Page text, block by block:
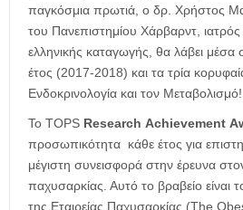
παγκόσμια πρωτιά, ο δρ. Χρήστος
του Πανεπιστημίου Χάρβαρντ, ιατρός
ελληνικής καταγωγής, θα λάβει
έτος (2017-2018) και τα τρία
Ενδοκρινολογία και τον
Το TOPS Research Achievement
προσωπικότητα κάθε έτος για
μέγιστη συνεισφορά στην έρευνα
παχυσαρκίας. Αυτό το βραβείο είναι
της Εταιρείας Παχυσαρκίας (The